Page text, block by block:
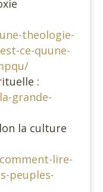
theologie-
ce-quune-
:
grande-
la culture
lire-
peuples-